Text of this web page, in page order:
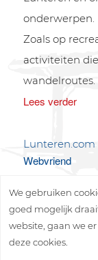
onderwerpen.
Zoals op
activiteiten
wandelroutes.
Lees verder
Webvriend
We gebruiken
goed mogelijk
website, gaan we
deze cookies.